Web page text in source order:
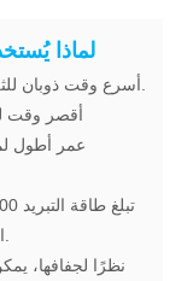
لماذا
2. أقصر وقت